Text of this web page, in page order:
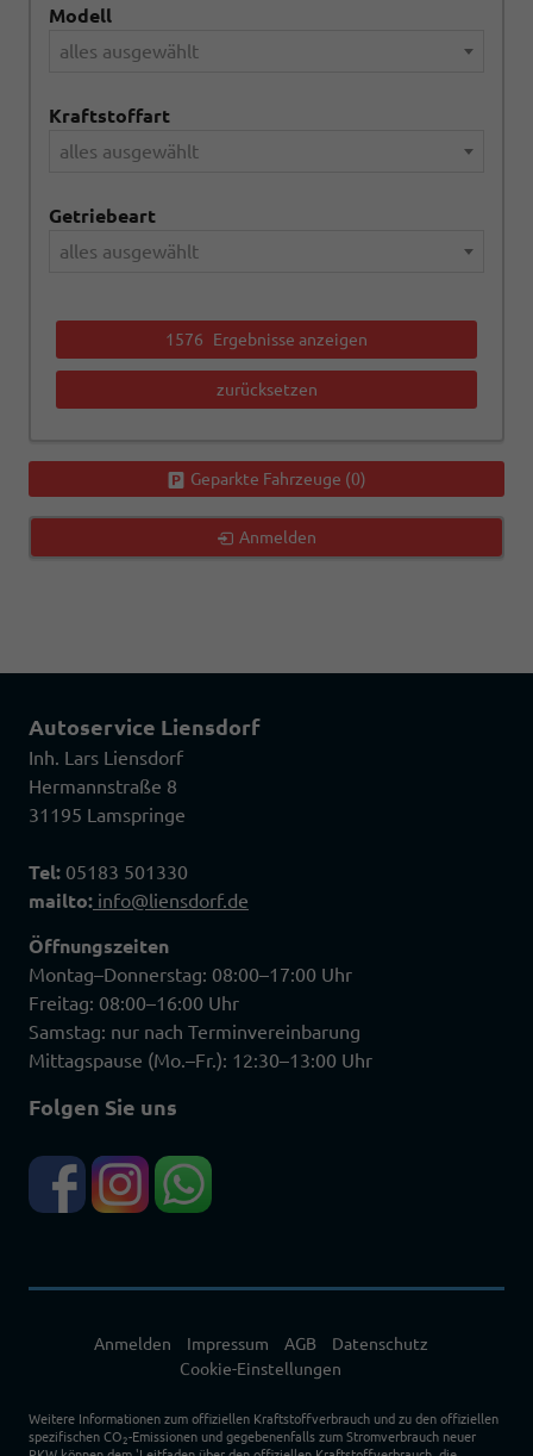
Modell
alles ausgewählt
Kraftstoffart
alles ausgewählt
Getriebeart
alles ausgewählt
1576 Ergebnisse anzeigen
zurücksetzen
Geparkte Fahrzeuge (0)
Anmelden
Autoservice Liensdorf
Inh. Lars Liensdorf
Hermannstraße 8
31195 Lamspringe
Tel: 05183 501330
mailto: info@liensdorf.de
Öffnungszeiten
Montag–Donnerstag: 08:00–17:00 Uhr
Freitag: 08:00–16:00 Uhr
Samstag: nur nach Terminvereinbarung
Mittagspause (Mo.–Fr.): 12:30–13:00 Uhr
Folgen Sie uns
Anmelden Impressum AGB
Datenschutz
Cookie-Einstellungen
Weitere Informationen zum offiziellen Kraftstoffverbrauch und zu den offiziellen
spezifischen CO2-Emissionen und gegebenenfalls zum Stromverbrauch neuer